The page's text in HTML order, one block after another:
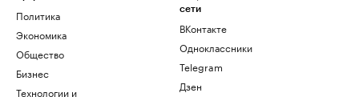
Политика
Экономика
Общество
Бизнес
Технологии и
сети
ВКонтакте
Одноклассники
Telegram
Дзен